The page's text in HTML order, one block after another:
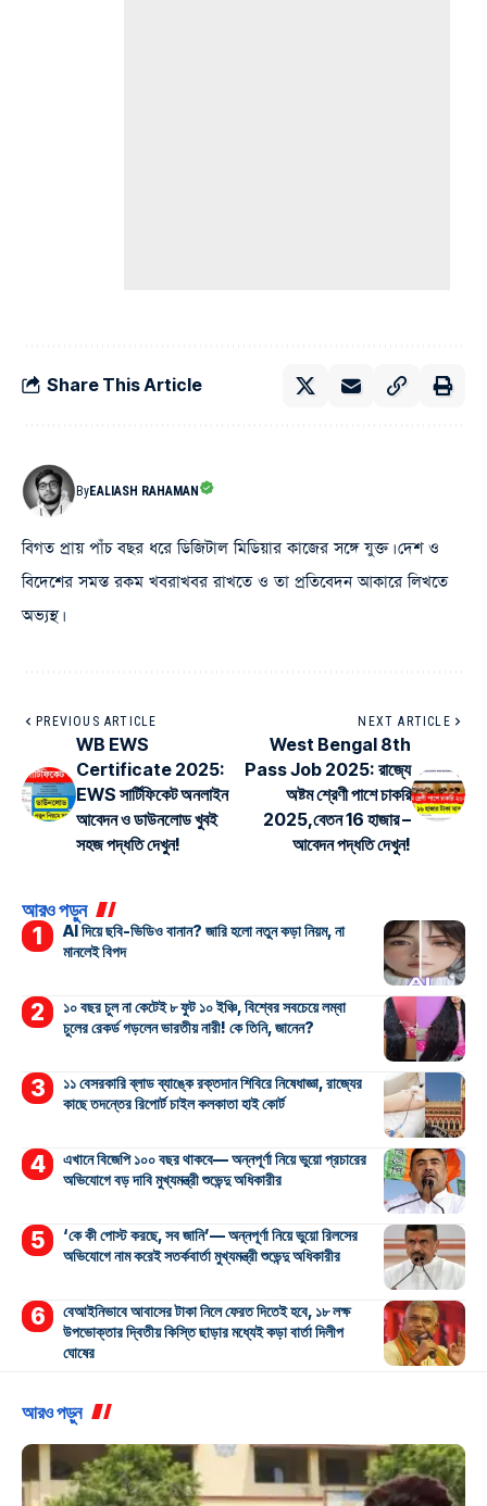
Share This Article
ByEALIASH RAHAMAN
বিগত প্রায় পাঁচ বছর ধরে ডিজিটাল মিডিয়ার কাজের সঙ্গে যুক্ত। দেশ ও
বিদেশের সমস্ত রকম খবরাখবর রাখতে ও তা প্রতিবেদন আকারে লিখতে
অভ্যস্থ।
PREVIOUS ARTICLE
WB EWS
Certificate 2025:
EWS সার্টিফিকেট অনলাইন
আবেদন ও ডাউনলোড খুবই
সহজ পদ্ধতি দেখুন!
NEXT ARTICLE
West Bengal 8th
Pass Job 2025: রাজ্যে
অষ্টম শ্রেণী পাশে চাকরি
2025,বেতন 16 হাজার –
আবেদন পদ্ধতি দেখুন!
আরও পড়ুন
AI দিয়ে ছবি-ভিডিও বানান? জারি হলো নতুন কড়া নিয়ম, না
মানলেই বিপদ
১০ বছর চুল না কেটেই ৮ ফুট ১০ ইঞ্চি, বিশ্বের সবচেয়ে লম্বা
চুলের রেকর্ড গড়লেন ভারতীয় নারী! কে তিনি, জানেন?
১১ বেসরকারি ব্লাড ব্যাঙ্কে রক্তদান শিবিরে নিষেধাজ্ঞা, রাজ্যের
কাছে তদন্তের রিপোর্ট চাইল কলকাতা হাই কোর্ট
এখানে বিজেপি ১০০ বছর থাকবে— অন্নপূর্ণা নিয়ে ভুয়ো প্রচারের
অভিযোগে বড় দাবি মুখ্যমন্ত্রী শুভেন্দু অধিকারীর
‘কে কী পোস্ট করছে, সব জানি’— অন্নপূর্ণা নিয়ে ভুয়ো রিলসের
অভিযোগে নাম করেই সতর্কবার্তা মুখ্যমন্ত্রী শুভেন্দু অধিকারীর
বেআইনিভাবে আবাসের টাকা নিলে ফেরত দিতেই হবে, ১৮ লক্ষ
উপভোক্তার দ্বিতীয় কিস্তি ছাড়ার মধ্যেই কড়া বার্তা দিলীপ
ঘোষের
আরও পড়ুন